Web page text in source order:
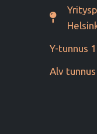
Y-tunnus
Alv